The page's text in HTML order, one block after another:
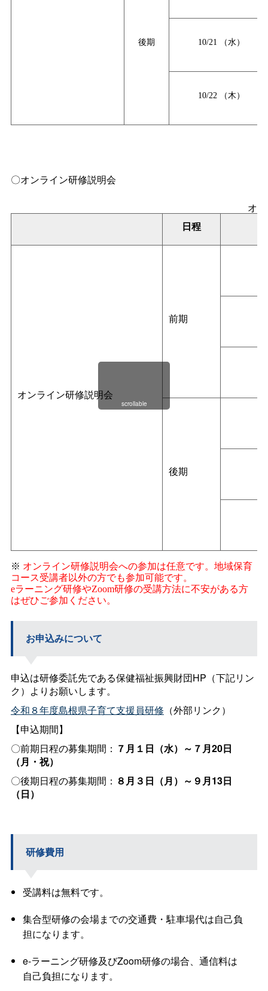
後期 10/21 （水）
10/22 （木）
〇オンライン研修説明会
オ
日程
オンライン研修説明会
前期
後期
scrollable
※ オンライン研修説明会への参加は任意です。地域保育
コース受講者以外の方でも参加可能です。
eラーニング研修やZoom研修の受講方法に不安がある方
はぜひご参加ください。
お申込みについて
申込は研修委託先である保健福祉振興財団HP（下記リン
ク）よりお願いします。
令和８年度島根県子育て支援員研修 （外部リンク）
【申込期間】
〇前期日程の募集期間： ７月１日（水）～７月20日
（月・祝）
〇後期日程の募集期間： ８月３日（月）～９月13日
（日）
研修費用
受講料は無料です。
集合型研修の会場までの交通費・駐車場代は自己負
担になります。
e-ラーニング研修及びZoom研修の場合、通信料は
自己負担になります。